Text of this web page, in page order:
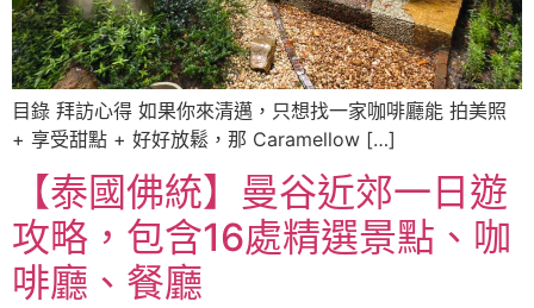
目錄 拜訪心得 如果你來清邁，只想找一家咖啡廳能 拍美照
+ 享受甜點 + 好好放鬆，那 Caramellow […]
【泰國佛統】曼谷近郊一日遊
攻略，包含16處精選景點、咖
啡廳、餐廳